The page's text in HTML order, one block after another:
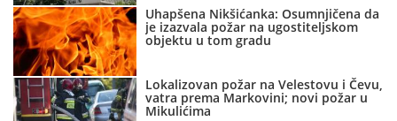
Uhapšena Nikšićanka: Osumnjičena da
je izazvala požar na ugostiteljskom
objektu u tom gradu
Lokalizovan požar na Velestovu i Čevu,
vatra prema Markovini; novi požar u
Mikulićima